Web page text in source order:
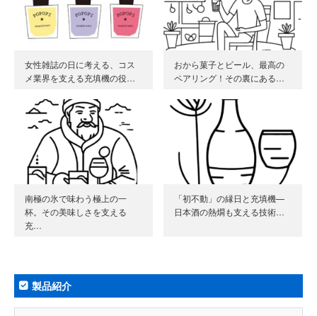
女性雑誌の日に考える、コス
メ業界を支える充填機の役…
おから菓子とビール、最高の
ペアリング！その裏にある…
南極の氷で味わう極上の一
杯。その美味しさを支える
充…
「初不動」の縁日と充填機—
日本酒の熱燗も支える技術…
製品紹介